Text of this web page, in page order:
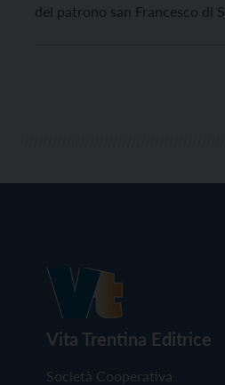
del patrono san Francesco di
Vita Trentina Editrice
Società Cooperativa